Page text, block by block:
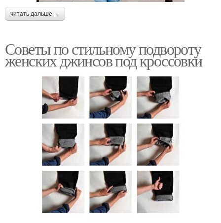
читать дальше →
Советы по стильному подвороту
женских джинсов под кроссовки